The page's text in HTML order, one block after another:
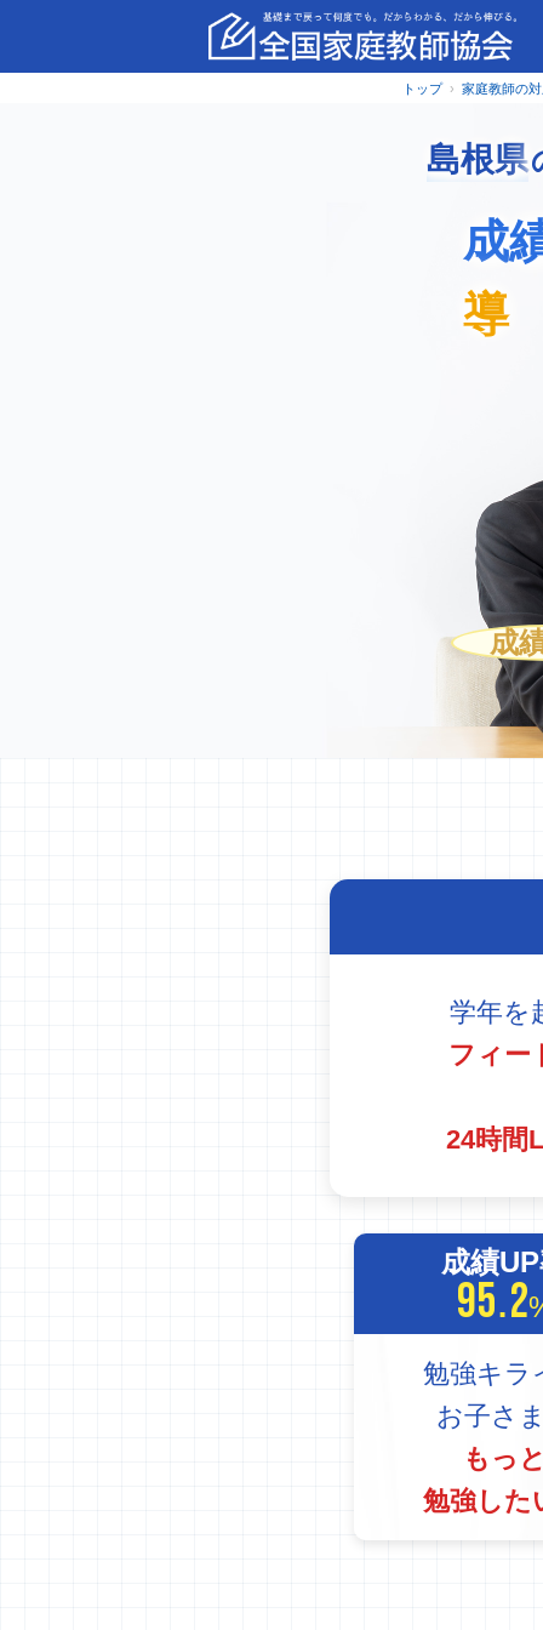
トップ 家庭教師の
島根県
成
導
成
学年を
フィー
24時間
成績
95.2
勉強キラ
お子さ
もっ
勉強した